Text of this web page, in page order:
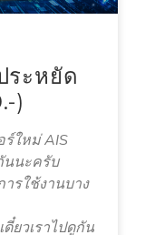
ระหยัด
)
ร์ใหม่ AIS
นนะครับ
รใช้งานบาง
ดี๋ยวเราไปดูกัน